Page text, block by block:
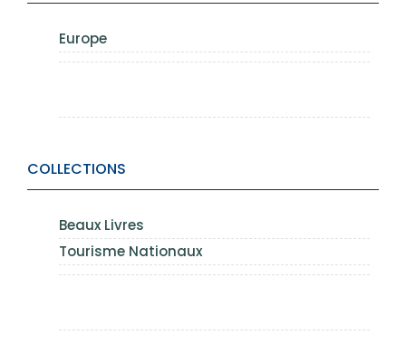
Europe
COLLECTIONS
Beaux Livres
Tourisme Nationaux